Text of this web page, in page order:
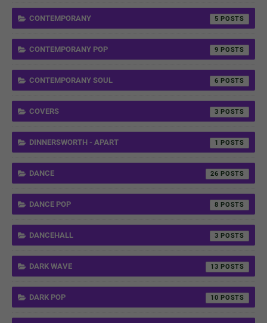
CONTEMPORANY 5
CONTEMPORANY POP 9
CONTEMPORANY SOUL 6
COVERS 3
DINNERSWORTH - APART 1
DANCE 26
DANCE POP 8
DANCEHALL 3
DARK WAVE 13
DARK POP 10